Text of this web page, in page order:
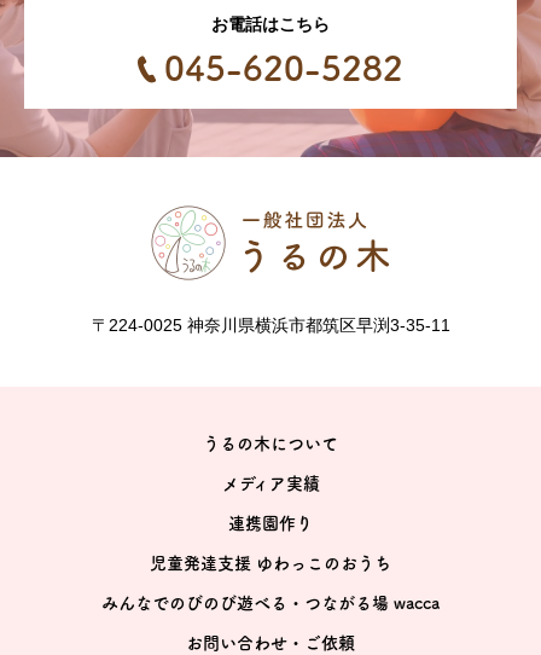
お電話はこちら
045-620-5282
〒224-0025 神奈川県横浜市都筑区早渕3-35-11
うるの木について
メディア実績
連携園作り
児童発達支援 ゆわっこのおうち
みんなでのびのび遊べる・つながる場 wacca
お問い合わせ・ご依頼